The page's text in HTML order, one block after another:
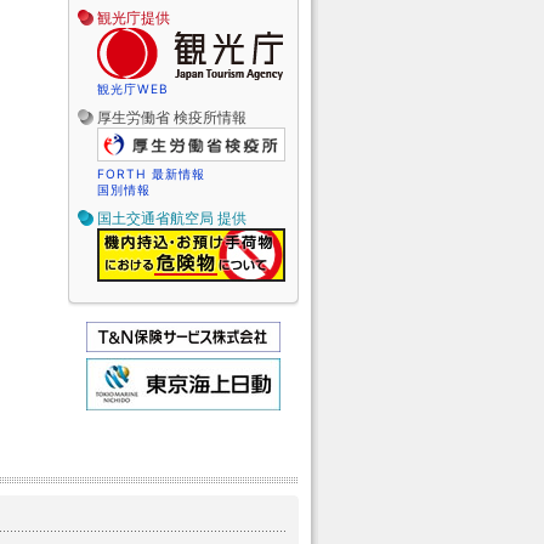
観光庁提供
観光庁WEB
厚生労働省 検疫所情報
FORTH 最新情報
国別情報
国土交通省航空局 提供